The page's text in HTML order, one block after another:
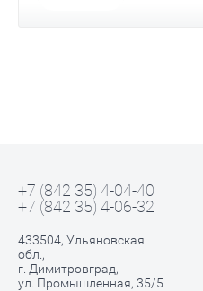
+7 (842 35) 4-04-40
+7 (842 35) 4-06-32
433504, Ульяновская
обл.,
г. Димитровград,
ул. Промышленная, 35/5